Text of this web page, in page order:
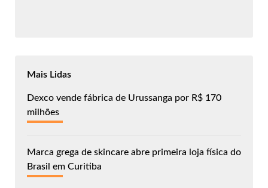
Mais Lidas
Dexco vende fábrica de Urussanga por R$ 170
milhões
Marca grega de skincare abre primeira loja física do
Brasil em Curitiba